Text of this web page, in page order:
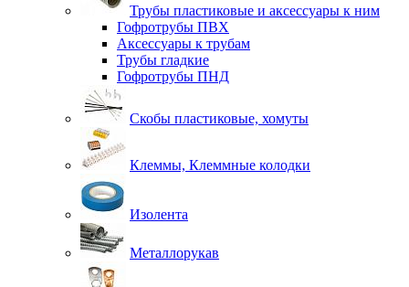
Трубы пластиковые и аксессуары к ним
Гофротрубы ПВХ
Аксессуары к трубам
Трубы гладкие
Гофротрубы ПНД
Скобы пластиковые, хомуты
Клеммы, Клеммные колодки
Изолента
Металлорукав